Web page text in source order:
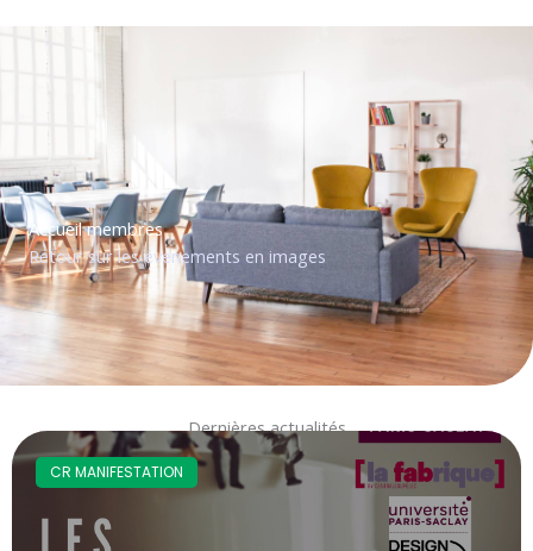
Accueil membres
Retour sur les évenements en images
Dernières actualités
CR MANIFESTATION